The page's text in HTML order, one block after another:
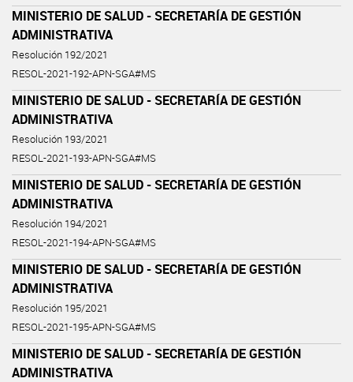
MINISTERIO DE SALUD - SECRETARÍA DE GESTIÓN
ADMINISTRATIVA
Resolución 192/2021
RESOL-2021-192-APN-SGA#MS
MINISTERIO DE SALUD - SECRETARÍA DE GESTIÓN
ADMINISTRATIVA
Resolución 193/2021
RESOL-2021-193-APN-SGA#MS
MINISTERIO DE SALUD - SECRETARÍA DE GESTIÓN
ADMINISTRATIVA
Resolución 194/2021
RESOL-2021-194-APN-SGA#MS
MINISTERIO DE SALUD - SECRETARÍA DE GESTIÓN
ADMINISTRATIVA
Resolución 195/2021
RESOL-2021-195-APN-SGA#MS
MINISTERIO DE SALUD - SECRETARÍA DE GESTIÓN
ADMINISTRATIVA